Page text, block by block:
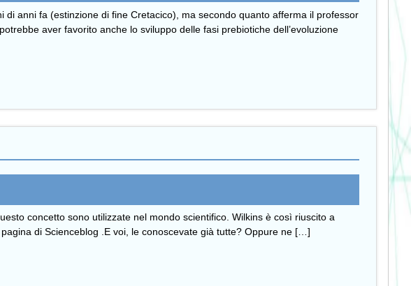
anni fa (estinzione di fine Cretacico), ma secondo quanto afferma il professor
aver favorito anche lo sviluppo delle fasi prebiotiche dell’evoluzione
concetto sono utilizzate nel mondo scientifico. Wilkins è così riuscito a
di Scienceblog .E voi, le conoscevate già tutte? Oppure ne […]